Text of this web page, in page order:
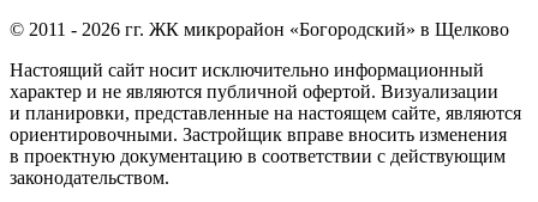
© 2011 - 2026 гг. ЖК микрорайон «Богородский» в Щелково
Настоящий сайт носит исключительно информационный
характер и не являются публичной офертой. Визуализации
и планировки, представленные на настоящем сайте, являются
ориентировочными. Застройщик вправе вносить изменения
в проектную документацию в соответствии с действующим
законодательством.